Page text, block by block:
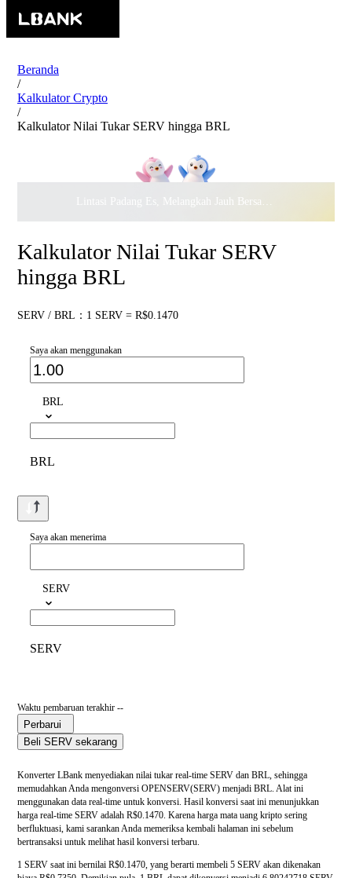
Beranda
/
Kalkulator Crypto
/
Kalkulator Nilai Tukar SERV hingga BRL
Lintasi Padang Es, Melangkah Jauh Bersama · Rayakan
Kalkulator Nilai Tukar SERV
hingga BRL
SERV / BRL：1 SERV = R$0.1470
Saya akan menggunakan
BRL
BRL
Saya akan menerima
SERV
SERV
Waktu pembaruan terakhir --
Perbarui
Beli SERV sekarang
Konverter LBank menyediakan nilai tukar real-time SERV dan BRL, sehingga
memudahkan Anda mengonversi OPENSERV(SERV) menjadi BRL. Alat ini
menggunakan data real-time untuk konversi. Hasil konversi saat ini menunjukkan
harga real-time SERV adalah R$0.1470. Karena harga mata uang kripto sering
berfluktuasi, kami sarankan Anda memeriksa kembali halaman ini sebelum
bertransaksi untuk melihat hasil konversi terbaru.
1 SERV saat ini bernilai R$0.1470, yang berarti membeli 5 SERV akan dikenakan